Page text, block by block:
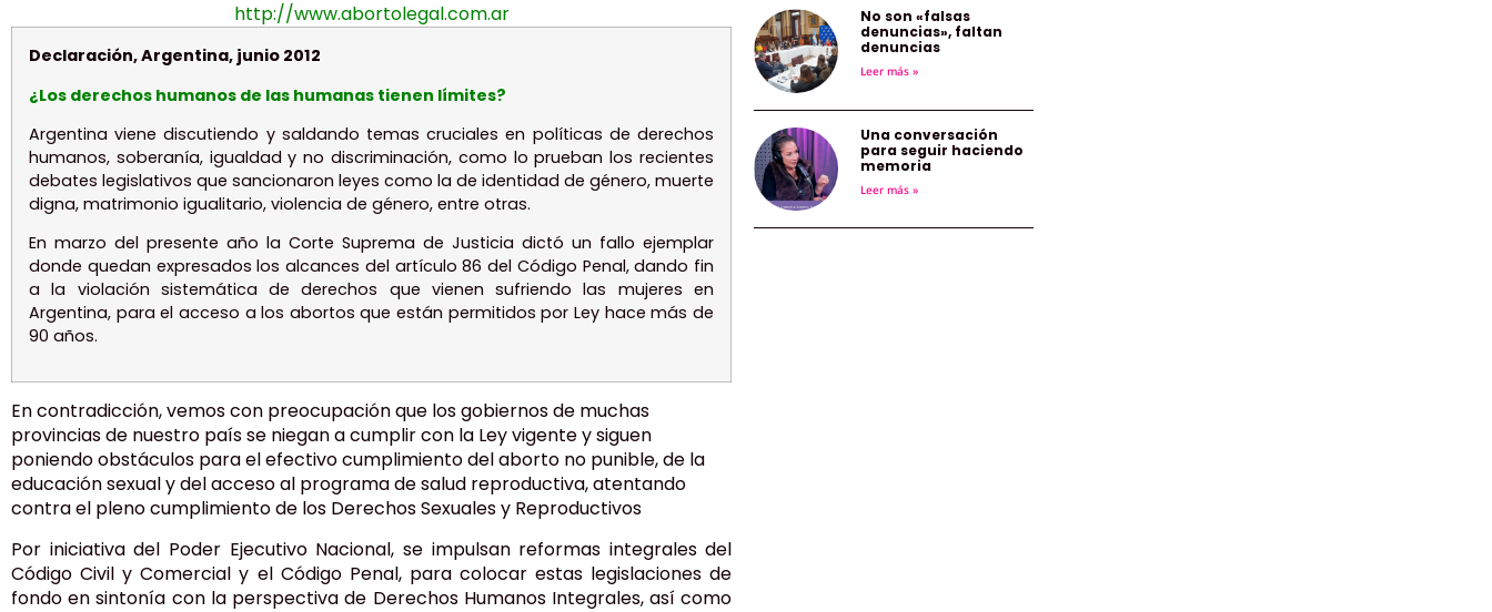
http://www.abortolegal.com.ar
Declaración, Argentina, junio 2012
¿Los derechos humanos de las humanas tienen límites?
Argentina viene discutiendo y saldando temas cruciales en políticas de derechos
humanos, soberanía, igualdad y no discriminación, como lo prueban los recientes
debates legislativos que sancionaron leyes como la de identidad de género, muerte
digna, matrimonio igualitario, violencia de género, entre otras.
En marzo del presente año la Corte Suprema de Justicia dictó un fallo ejemplar
donde quedan expresados los alcances del artículo 86 del Código Penal, dando fin
a la violación sistemática de derechos que vienen sufriendo las mujeres en
Argentina, para el acceso a los abortos que están permitidos por Ley hace más de
90 años.
En contradicción, vemos con preocupación que los gobiernos de muchas
provincias de nuestro país se niegan a cumplir con la Ley vigente y siguen
poniendo obstáculos para el efectivo cumplimiento del aborto no punible, de la
educación sexual y del acceso al programa de salud reproductiva, atentando
contra el pleno cumplimiento de los Derechos Sexuales y Reproductivos
Por iniciativa del Poder Ejecutivo Nacional, se impulsan reformas integrales del
Código Civil y Comercial y el Código Penal, para colocar estas legislaciones de
fondo en sintonía con la perspectiva de Derechos Humanos Integrales, así como
No son «falsas
denuncias», faltan
denuncias
Leer más »
Una conversación
para seguir haciendo
memoria
Leer más »